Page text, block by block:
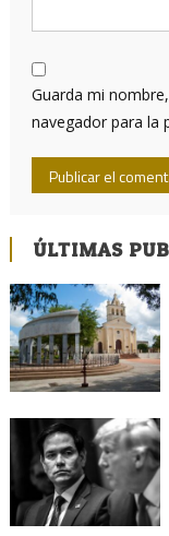
Guarda mi
navegador para la
ÚLTIMAS